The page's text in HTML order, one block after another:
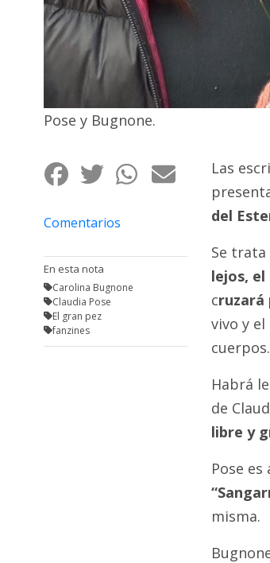
Pose y Bugnone.
Comentarios
En esta nota
Carolina Bugnone
Claudia Pose
El gran pez
fanzines
Las
del
Se trata
lejos, el
cruzará
vivo y
cuerpos.
Habrá
de
libre y
Pose
misma.